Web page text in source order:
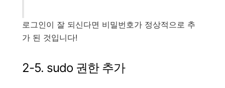
로그인이 잘 되신다면 비밀번호가 정상적으로 추
가 된 것입니다!
2-5. sudo 권한 추가